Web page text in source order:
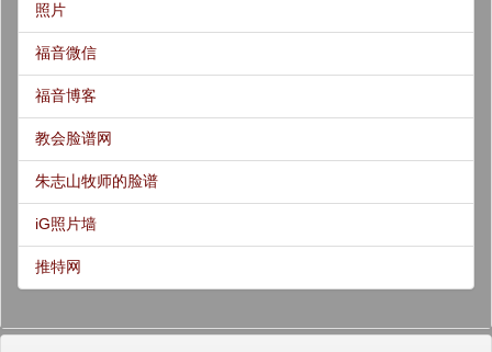
照片
福音微信
福音博客
教会脸谱网
朱志山牧师的脸谱
iG照片墙
推特网